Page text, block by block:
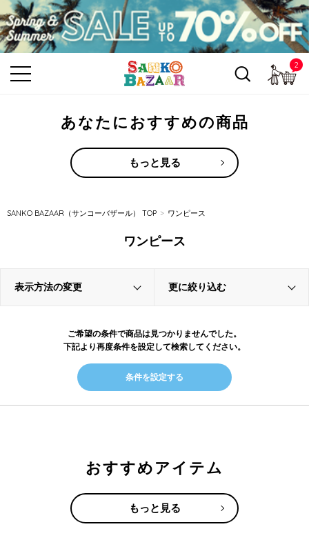
2カ
あなたにおすすめの商品
もっと見る
SANKO BAZAAR（サンコーバザール） TOP ワンピース
ワンピース
表示方法の変更 更に絞り込む
ご希望の条件で商品は見つかりませんでした。
下記より再度条件を設定して検索してください。
条件を設定する
おすすめアイテム
もっと見る